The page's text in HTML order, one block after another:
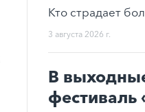
Кто страдает
3 августа 2026 г.
В
фестиваль